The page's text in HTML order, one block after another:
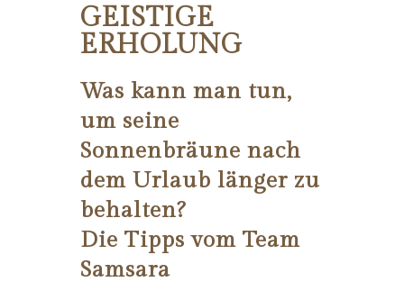
GEISTIGE
ERHOLUNG
Was kann man tun,
um seine
Sonnenbräune nach
dem Urlaub länger zu
behalten?
Die Tipps vom Team
Samsara